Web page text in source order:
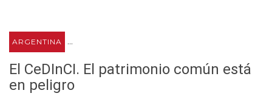
ARGENTINA ...
El CeDInCI. El patrimonio común está
en peligro